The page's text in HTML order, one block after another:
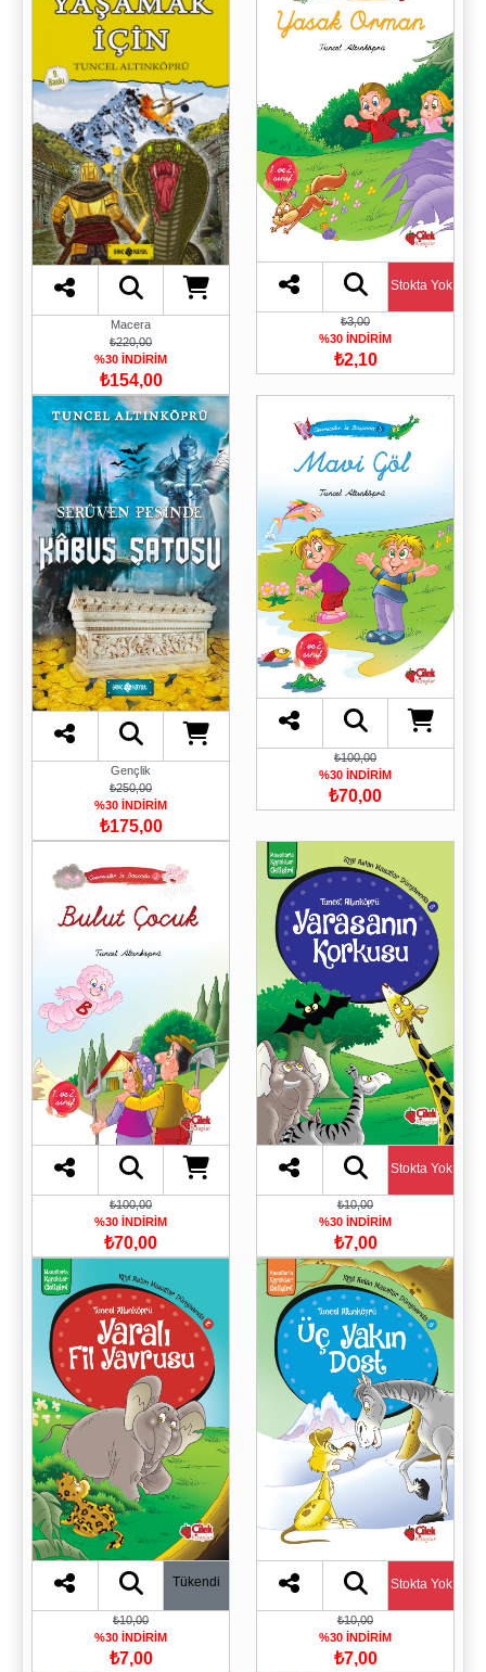
Macera
₺220,00
%30 İNDİRİM
₺154,00
Stokta Yok
₺3,00
%30 İNDİRİM
₺2,10
Gençlik
₺250,00
%30 İNDİRİM
₺175,00
₺100,00
%30 İNDİRİM
₺70,00
₺100,00
%30 İNDİRİM
₺70,00
Stokta Yok
₺10,00
%30 İNDİRİM
₺7,00
Tükendi
₺10,00
%30 İNDİRİM
₺7,00
Stokta Yok
₺10,00
%30 İNDİRİM
₺7,00